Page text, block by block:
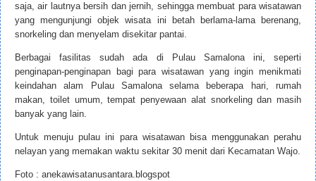
saja, air lautnya bersih dan jernih, sehingga membuat para wisatawan
yang mengunjungi objek wisata ini betah berlama-lama berenang,
snorkeling dan menyelam disekitar pantai.
Berbagai fasilitas sudah ada di Pulau Samalona ini, seperti
penginapan-penginapan bagi para wisatawan yang ingin menikmati
keindahan alam Pulau Samalona selama beberapa hari, rumah
makan, toilet umum, tempat penyewaan alat snorkeling dan masih
banyak yang lain.
Untuk menuju pulau ini para wisatawan bisa menggunakan perahu
nelayan yang memakan waktu sekitar 30 menit dari Kecamatan Wajo.
Foto : anekawisatanusantara.blogspot